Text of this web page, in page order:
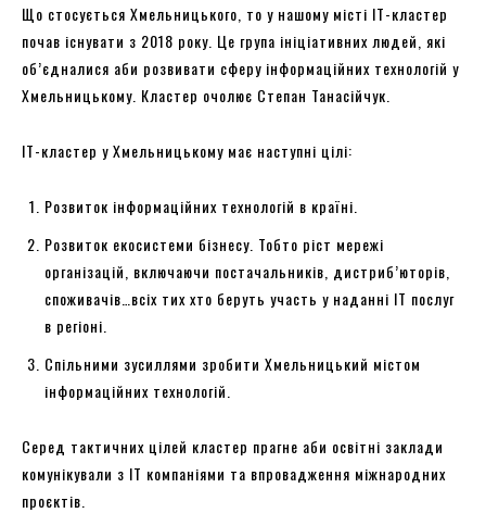
Що стосується Хмельницького, то у нашому місті ІТ-кластер
почав існувати з 2018 року. Це група ініціативних людей, які
об’єдналися аби розвивати сферу інформаційних технологій у
Хмельницькому. Кластер очолює Степан Танасійчук.
ІТ-кластер у Хмельницькому має наступні цілі:
Розвиток інформаційних технологій в країні.
Розвиток екосистеми бізнесу. Тобто ріст мережі
організацій, включаючи постачальників, дистриб’юторів,
споживачів…всіх тих хто беруть участь у наданні ІТ послуг
в регіоні.
Спільними зусиллями зробити Хмельницький містом
інформаційних технологій.
Серед тактичних цілей кластер прагне аби освітні заклади
комунікували з ІТ компаніями та впровадження міжнародних
проєктів.